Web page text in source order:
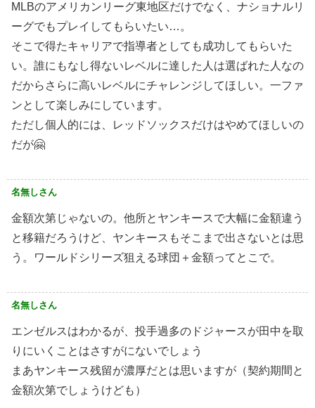
MLBのアメリカンリーグ東地区だけでなく、ナショナルリ
ーグでもプレイしてもらいたい…。
そこで得たキャリアで指導者としても成功してもらいた
い。誰にもなし得ないレベルに達した人は選ばれた人なの
だからさらに高いレベルにチャレンジしてほしい。一ファ
ンとして楽しみにしています。
ただし個人的には、レッドソックスだけはやめてほしいの
だが🤗
名無しさん
金額次第じゃないの。他所とヤンキースで大幅に金額違う
と移籍だろうけど、ヤンキースもそこまで出さないとは思
う。ワールドシリーズ狙える球団＋金額ってとこで。
名無しさん
エンゼルスはわかるが、投手過多のドジャースが田中を取
りにいくことはさすがにないでしょう
まあヤンキース残留が濃厚だとは思いますが（契約期間と
金額次第でしょうけども）